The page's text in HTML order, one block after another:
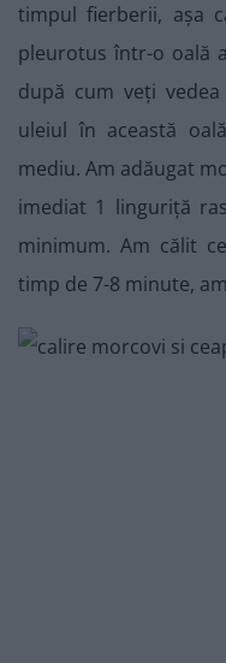
timpul fierberii, așa
pleurotus într-o oală
după cum veți
uleiul în această
mediu. Am adăugat
imediat 1 linguriță
minimum. Am călit
timp de 7-8 minute,